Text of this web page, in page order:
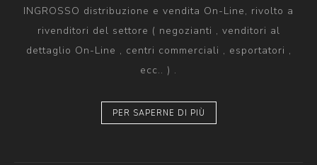
INGROSSO distribuzione e vendita On-Line, rivolto a
rivenditori del settore ( negozianti , venditori al
dettaglio On-Line , centri commerciali , esportatori ,
ecc.. ) .
PER SAPERNE DI PIÙ